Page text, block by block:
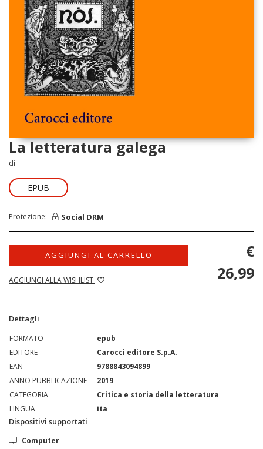
La letteratura galega
di
EPUB
Protezione: Social DRM
AGGIUNGI AL CARRELLO
AGGIUNGI ALLA WISHLIST
€
26,99
Dettagli
FORMATO
epub
EDITORE
Carocci editore S.p.A.
EAN
9788843094899
ANNO PUBBLICAZIONE
2019
CATEGORIA
Critica e storia della letteratura
LINGUA
ita
Dispositivi supportati
Computer